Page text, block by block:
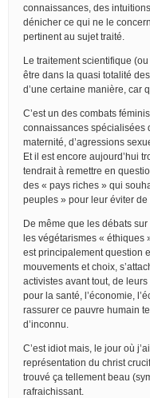
connaissances, des
dénicher ce qui ne le
pertinent au sujet traité.
Le traitement scientifique
être dans la quasi totalité
d’une certaine manière, car
C’est un des combats
connaissances spécialisées
maternité, d’agressions
Et il est encore aujourd’hui
tendrait à remettre en
des « pays riches » qui
peuples » pour leur éviter de
De même que les débats
les végétarismes « éthiques
est principalement question
mouvements et choix,
activistes avant tout, de
pour la santé, l’économie,
rassurer ce pauvre humain
d’inconnu.
C’est idiot mais, le jour où
représentation du christ
trouvé ça tellement beau
rafraichissant.